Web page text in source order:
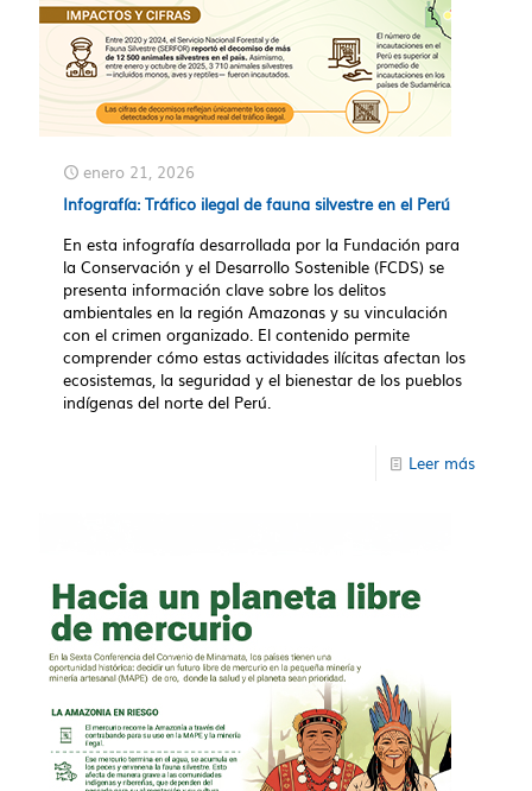
enero 21, 2026
Infografía: Tráfico ilegal de fauna silvestre en el Perú
En esta infografía desarrollada por la Fundación para
la Conservación y el Desarrollo Sostenible (FCDS) se
presenta información clave sobre los delitos
ambientales en la región Amazonas y su vinculación
con el crimen organizado. El contenido permite
comprender cómo estas actividades ilícitas afectan los
ecosistemas, la seguridad y el bienestar de los pueblos
indígenas del norte del Perú.
Leer más